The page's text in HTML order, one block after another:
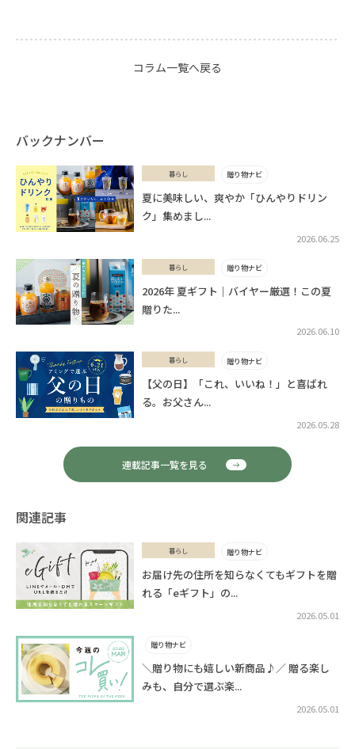
コラム一覧へ戻る
バックナンバー
暮らし
2026.06.25
夏に美味しい、爽やか「ひんやりドリン
ク」集めまし...
贈り物ナビ
暮らし
2026.06.10
2026年 夏ギフト｜バイヤー厳選！この夏
贈りた...
贈り物ナビ
暮らし
2026.05.28
【父の日】「これ、いいね！」と喜ばれ
る。お父さん...
贈り物ナビ
連載記事一覧を見る
関連記事
暮らし
2026.05.01
お届け先の住所を知らなくてもギフトを贈
れる「eギフト」の...
贈り物ナビ
2026.05.01
＼贈り物にも嬉しい新商品♪／ 贈る楽し
みも、自分で選ぶ楽...
贈り物ナビ